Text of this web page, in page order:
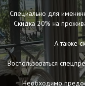
Специально для
Скидка 20% на
А также
Воспользоваться
Необходимо